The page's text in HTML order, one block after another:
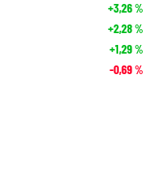
+3,26%
+2,28%
+1,29%
-0,69%